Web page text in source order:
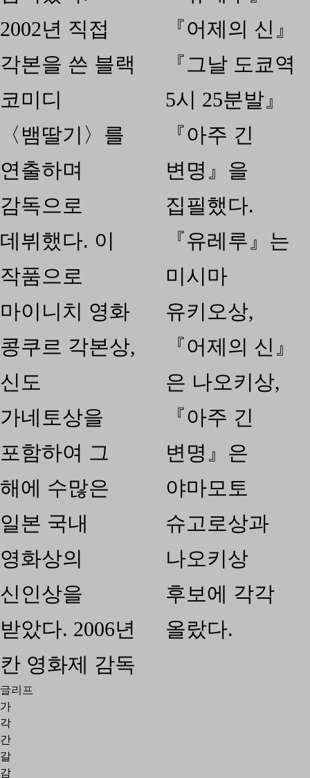
2002년 직접
각본을 쓴 블랙
코미디
〈뱀딸기〉를
연출하며
감독으로
데뷔했다. 이
작품으로
마이니치 영화
콩쿠르 각본상,
신도
가네토상을
포함하여 그
해에 수많은
일본 국내
영화상의
신인상을
받았다. 2006년
칸 영화제 감독
『어제의 신』
『그날 도쿄역
5시 25분발』
『아주 긴
변명』을
집필했다.
『유레루』는
미시마
유키오상,
『어제의 신』
은 나오키상,
『아주 긴
변명』은
야마모토
슈고로상과
나오키상
후보에 각각
올랐다.
글리프
가
각
간
갈
감